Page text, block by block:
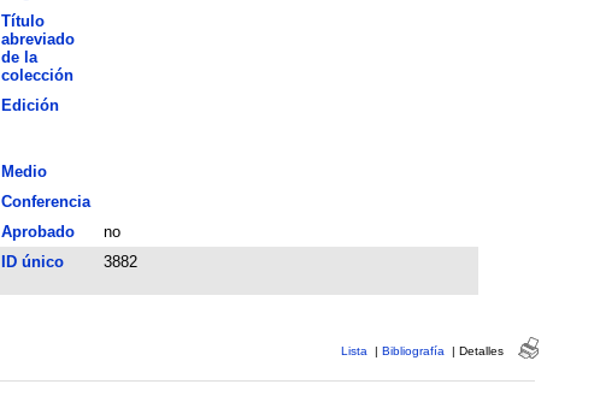
Título
abreviado
de la
colección
Edición
Medio
Conferencia
Aprobado
no
ID único 3882
Lista | Bibliografía | Detalles